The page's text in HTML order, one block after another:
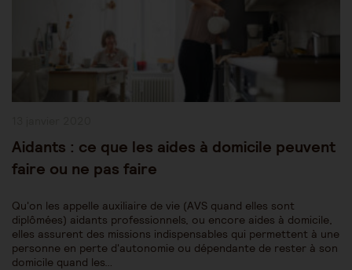
Aidants : ce que les aides à domicile peuvent
faire ou ne pas faire
Qu'on les appelle auxiliaire de vie (AVS quand elles sont
diplômées) aidants professionnels, ou encore aides à domicile,
elles assurent des missions indispensables qui permettent à une
personne en perte d'autonomie ou dépendante de rester à son
domicile quand les…